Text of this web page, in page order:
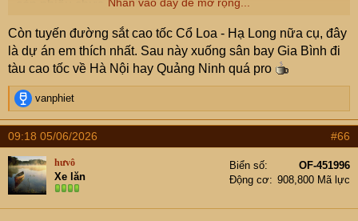
còn nhiều chưa khai thác.
Còn tuyến đường sắt cao tốc Cổ Loa - Hạ Long nữa cụ, đây
là dự án em thích nhất. Sau này xuống sân bay Gia Bình đi
tàu cao tốc về Hà Nội hay Quảng Ninh quá pro
R
e
a
c
t
i
o
n
s
vanphiet
09:18 05/06/2026 #66
hưvô
Xe lăn
Biển số
OF-451996
Động cơ
908,800 Mã lực